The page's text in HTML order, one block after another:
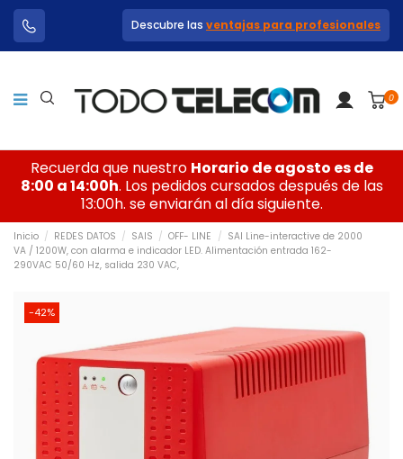
Descubre las ventajas para profesionales
0
Recuerda que nuestro Horario de agosto es de
8:00 a 14:00h. Los pedidos cursados después de las
13:00h. se enviarán al día siguiente.
Inicio REDES DATOS SAIS OFF- LINE
SAI Line-interactive de 2000
VA / 1200W, con alarma e indicador LED. Alimentación entrada 162-
290VAC 50/60 Hz, salida 230 VAC,
-42%